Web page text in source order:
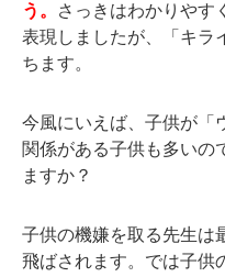
う。
さっきはわかりやす
表現しましたが、「キラ
ちます。
今風にいえば、子供が「
関係がある子供も多いの
ますか？
子供の機嫌を取る先生は
飛ばされます。では子供